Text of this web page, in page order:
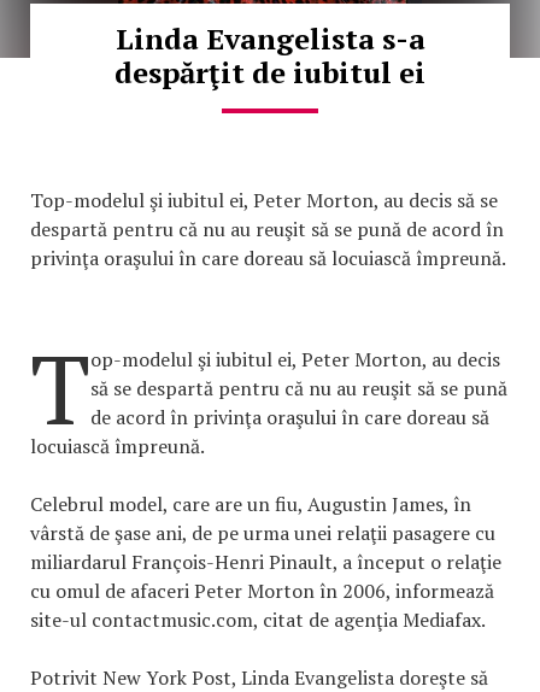
Linda Evangelista s-a
despărţit de iubitul ei
Top-modelul şi iubitul ei, Peter Morton, au decis să se
despartă pentru că nu au reuşit să se pună de acord în
privinţa oraşului în care doreau să locuiască împreună.
Top-modelul şi iubitul ei, Peter Morton, au decis
să se despartă pentru că nu au reuşit să se pună
de acord în privinţa oraşului în care doreau să
locuiască împreună.
Celebrul model, care are un fiu, Augustin James, în
vârstă de şase ani, de pe urma unei relaţii pasagere cu
miliardarul François-Henri Pinault, a început o relaţie
cu omul de afaceri Peter Morton în 2006, informează
site-ul contactmusic.com, citat de agenţia Mediafax.
Potrivit New York Post, Linda Evangelista doreşte să